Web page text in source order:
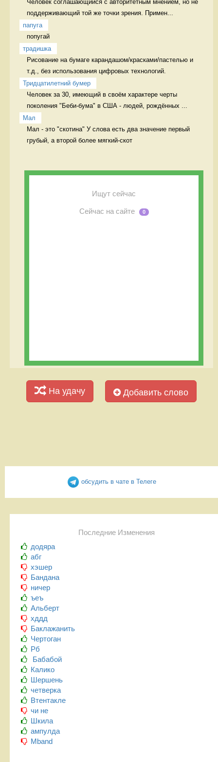
Человек соглашающийся с авторитетным мнением, но не
поддерживающий той же точки зрения. Примен...
папуга
попугай
традишка
Рисование на бумаге карандашом/красками/пастелью и
т.д., без использования цифровых технологий.
Тридцатилетний бумер
Человек за 30, имеющий в своём характере черты
поколения "Беби-бума" в США - людей, рождённых ...
Мал
Мал - это "скотина" У слова есть два значение первый
грубый, а второй более мягкий-скот
Ищут сейчас
Сейчас на сайте 0
На удачу Добавить слово
обсудить в чате в Телеге
Последние Изменения
додяра
абг
хэшер
Бандана
ничер
ъеъ
Альберт
хддд
Баклажанить
Чертоган
Рб
Бабабой
Калико
Шершень
четверка
Втентакле
чи не
Шкила
ампулда
Mband